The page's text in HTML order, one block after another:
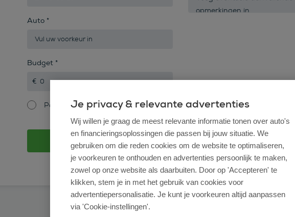
Auto *
Budget *
Particulier Zakelijk
of bekijk ons volledige lease voorraad
Je privacy & relevante advertenties
Wij willen je graag de meest relevante informatie tonen over auto's
en financieringsoplossingen die passen bij jouw situatie. We
gebruiken om die reden cookies om de website te optimaliseren,
je voorkeuren te onthouden en advertenties persoonlijk te maken,
zowel op onze website als daarbuiten. Door op 'Accepteren' te
klikken, stem je in met het gebruik van cookies voor
advertentiepersonalisatie. Je kunt je voorkeuren altijd aanpassen
via 'Cookie-instellingen'.